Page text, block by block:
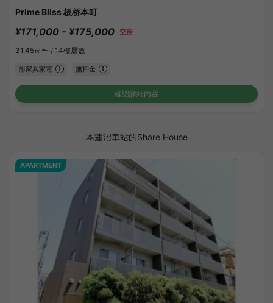
Prime Bliss 板桥本町
¥171,000 - ¥175,000 空房
31.45㎡〜 / 14樓層數
附家具家電 無押金
確認詳細內容
本蓮沼車站的Share House
APARTMENT